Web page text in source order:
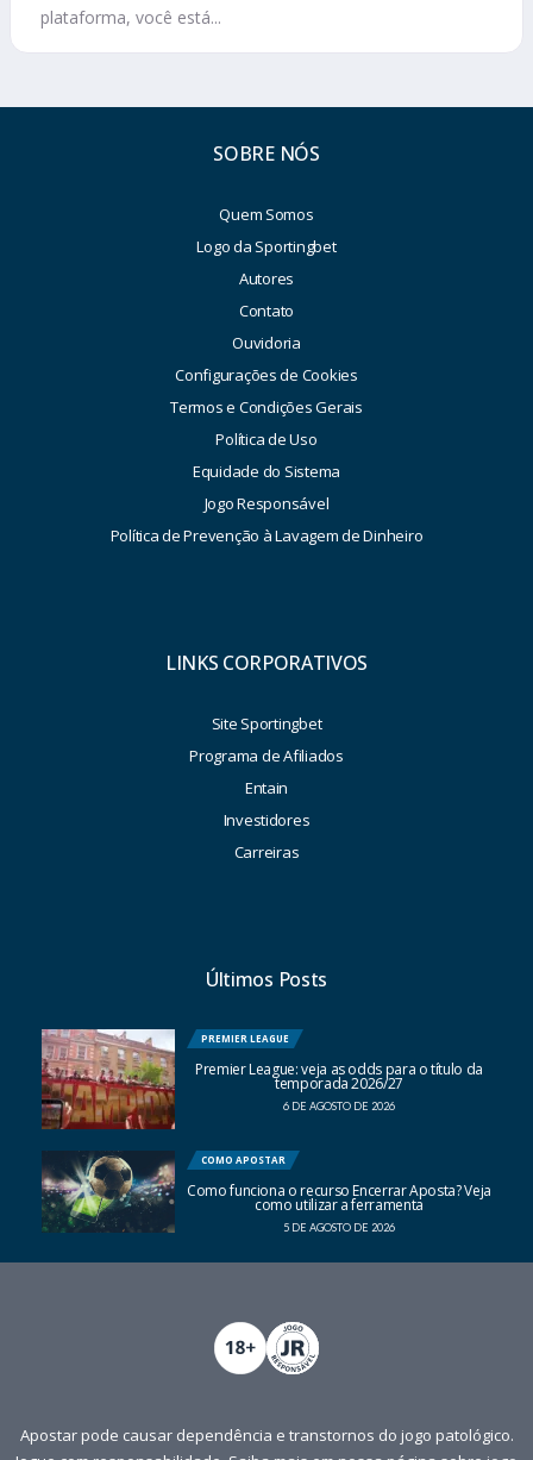
plataforma, você está...
SOBRE NÓS
Quem Somos
Logo da Sportingbet
Autores
Contato
Ouvidoria
Configurações de Cookies
Termos e Condições Gerais
Política de Uso
Equidade do Sistema
Jogo Responsável
Política de Prevenção à Lavagem de Dinheiro
LINKS CORPORATIVOS
Site Sportingbet
Programa de Afiliados
Entain
Investidores
Carreiras
Últimos Posts
PREMIER LEAGUE
Premier League: veja as odds para o título da
temporada 2026/27
6 DE AGOSTO DE 2026
COMO APOSTAR
Como funciona o recurso Encerrar Aposta? Veja
como utilizar a ferramenta
5 DE AGOSTO DE 2026
Apostar pode causar dependência e transtornos do jogo patológico.